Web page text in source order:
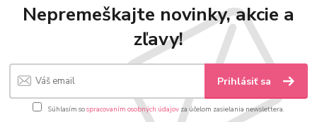
Nepremeškajte novinky, akcie a
zľavy!
Prihlásiť sa
Súhlasím sospracovaním osobných údajov za účelom zasielania newslettera.